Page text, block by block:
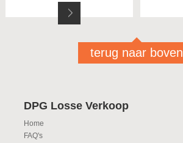
terug naar boven
DPG Losse Verkoop
Home
FAQ's